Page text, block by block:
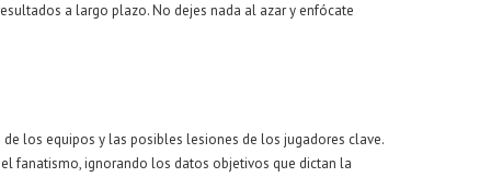
a largo plazo. No dejes nada al azar y enfócate
los equipos y las posibles lesiones de los jugadores clave.
fanatismo, ignorando los datos objetivos que dictan la